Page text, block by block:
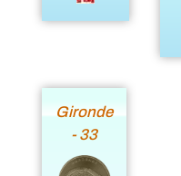
Gironde
- 33